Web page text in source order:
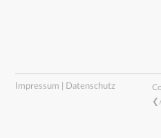
Impressum | Datenschutz